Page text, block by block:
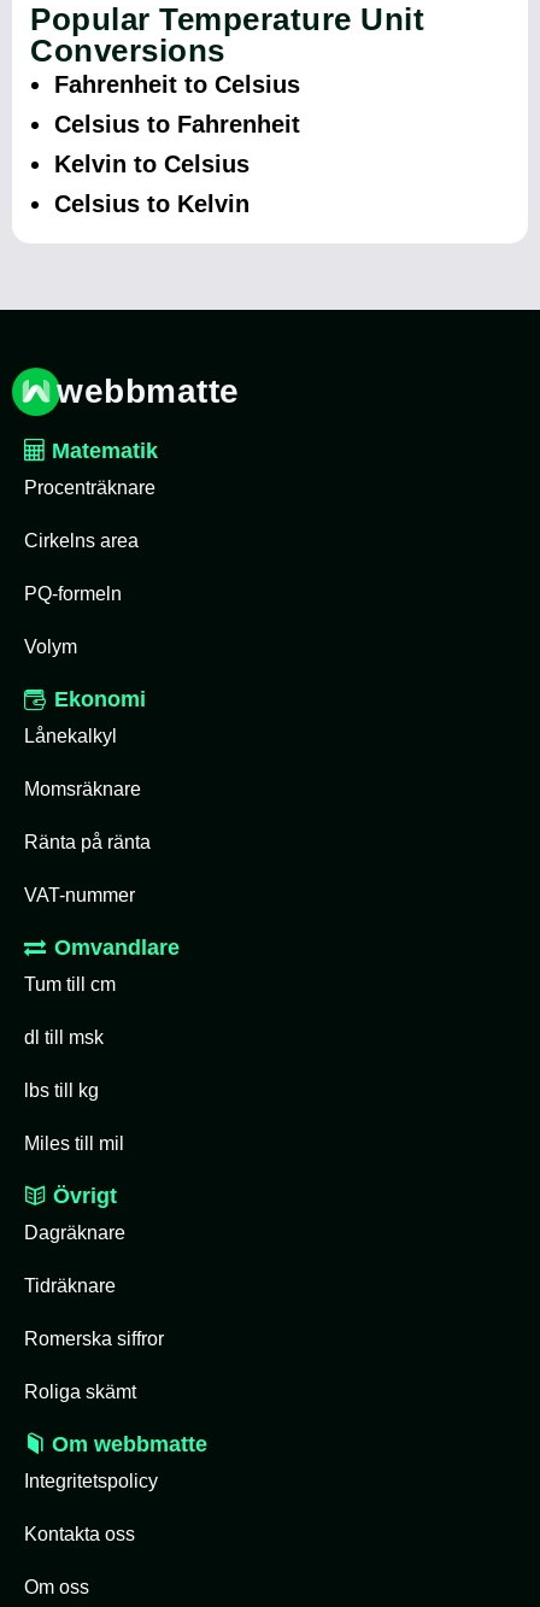
Popular Temperature Unit
Conversions
Fahrenheit to Celsius
Celsius to Fahrenheit
Kelvin to Celsius
Celsius to Kelvin
webbmatte
Matematik
Procenträknare
Cirkelns area
PQ-formeln
Volym
Ekonomi
Lånekalkyl
Momsräknare
Ränta på ränta
VAT-nummer
Omvandlare
Tum till cm
dl till msk
lbs till kg
Miles till mil
Övrigt
Dagräknare
Tidräknare
Romerska siffror
Roliga skämt
Om webbmatte
Integritetspolicy
Kontakta oss
Om oss